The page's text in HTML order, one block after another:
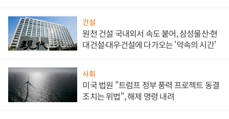
건설
원전 건설 국내외서 속도 붙어, 삼성물산·현
대건설·대우건설에 다가오는 '약속의 시간'
사회
미국 법원 "트럼프 정부 풍력 프로젝트 동결
조치는 위법", 해제 명령 내려